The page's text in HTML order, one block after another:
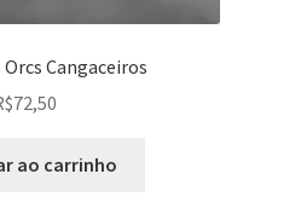
Orcs Cangaceiros
72,50
ao carrinho